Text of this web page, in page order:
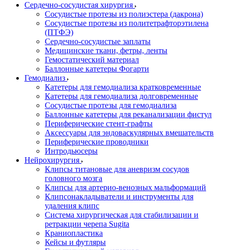
Сердечно-сосудистая хирургия
Сосудистые протезы из полиэстера (дакрона)
Сосудистые протезы из политетрафторэтилена
(ПТФЭ)
Сердечно-сосудистые заплаты
Медицинские ткани, фетры, ленты
Гемостатический материал
Баллонные катетеры Фогарти
Гемодиализ
Катетеры для гемодиализа кратковременные
Катетеры для гемодиализа долговременные
Сосудистые протезы для гемодиализа
Баллонные катетеры для реканализации фистул
Периферические стент-графты
Аксессуары для эндоваскулярных вмешательств
Периферические проводники
Интродьюсеры
Нейрохирургия
Клипсы титановые для аневризм сосудов
головного мозга
Клипсы для артерио-венозных мальформаций
Клипсонакладыватели и инструменты для
удаления клипс
Система хирургическая для стабилизации и
ретракции черепа Sugita
Краниопластика
Кейсы и футляры